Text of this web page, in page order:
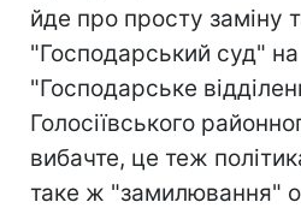
йде про просту заміну
"Господарський суд" на
"Господарське
Голосіївського
вибачте, це теж
таке ж "замилювання"